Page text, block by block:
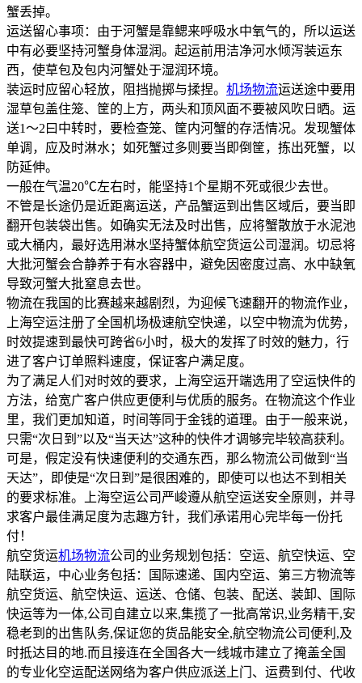
蟹丢掉。
运送留心事项：由于河蟹是靠鳃来呼吸水中氧气的，所以运送
中有必要坚持河蟹身体湿润。起运前用洁净河水倾泻装运东
西，使草包及包内河蟹处于湿润环境。
装运时应留心轻放，阻挡抛掷与揉捏。 机场物流运送途中要用
湿草包盖住笼、筐的上方，两头和顶风面不要被风吹日晒。运
送1～2曰中转时，要检查笼、筐内河蟹的存活情况。发现蟹体
单调，应及时淋水；如死蟹过多则要当即倒筐，拣出死蟹，以
防延伸。
一般在气温20℃左右时，能坚持1个星期不死或很少去世。
不管是长途仍是近距离运送，产品蟹运到出售区域后，要当即
翻开包装袋出售。如确实无法及时出售，应将蟹散放于水泥池
或大桶内，最好选用淋水坚持蟹体航空货运公司湿润。切忌将
大批河蟹会合静养于有水容器中，避免因密度过高、水中缺氧
导致河蟹大批窒息去世。
物流在我国的比赛越来越剧烈，为迎候飞速翻开的物流作业，
上海空运注册了全国机场极速航空快递，以空中物流为优势，
时效提速到最快可跨省6小时，极大的发挥了时效的魅力，行
进了客户订单照料速度，保证客户满足度。
为了满足人们对时效的要求，上海空运开端选用了空运快件的
方法，给宽广客户供应更便利与优质的服务。在物流这个作业
里，我们更加知道，时间等同于金钱的道理。由于一般来说，
只需“次日到”以及“当天达”这种的快件才调够完毕较高获利。
可是，假定没有快速便利的交通东西，那么物流公司做到“当
天达”，即使是“次日到”是很困难的，即使可以也达不到相关
的要求标准。上海空运公司严峻遵从航空运送安全原则，并寻
求客户最佳满足度为志趣方针，我们承诺用心完毕每一份托
付！
航空货运机场物流公司的业务规划包括：空运、航空快运、空
陆联运，中心业务包括：国际速递、国内空运、第三方物流等
航空货运、航空快运、运送、仓储、包装、配送、装卸、国际
快运等为一体,公司自建立以来,集揽了一批高常识,业务精干,安
稳老到的出售队务,保证您的货品能安全,航空物流公司便利,及
时抵达目的地.而且接连在全国各大一线城市建立了掩盖全国
的专业化空运配送网络为客户供应派送上门、运费到付、代收